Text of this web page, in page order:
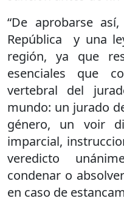
“De aprobarse
República y una
región, ya que
esenciales que
vertebral del
mundo: un jurado
género, un voir
imparcial,
veredicto
condenar o
en caso de